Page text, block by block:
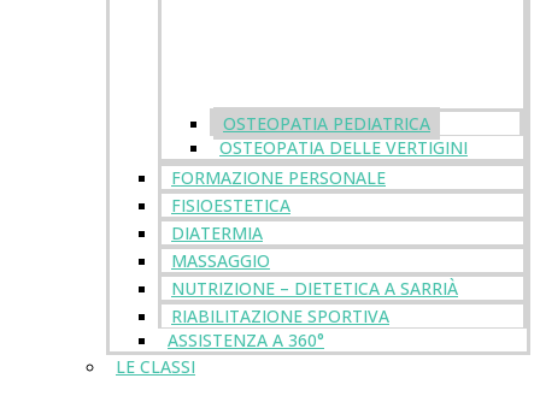
OSTEOPATIA PEDIATRICA
OSTEOPATIA DELLE VERTIGINI
FORMAZIONE PERSONALE
FISIOESTETICA
DIATERMIA
MASSAGGIO
NUTRIZIONE – DIETETICA A SARRIÀ
RIABILITAZIONE SPORTIVA
ASSISTENZA A 360°
LE CLASSI